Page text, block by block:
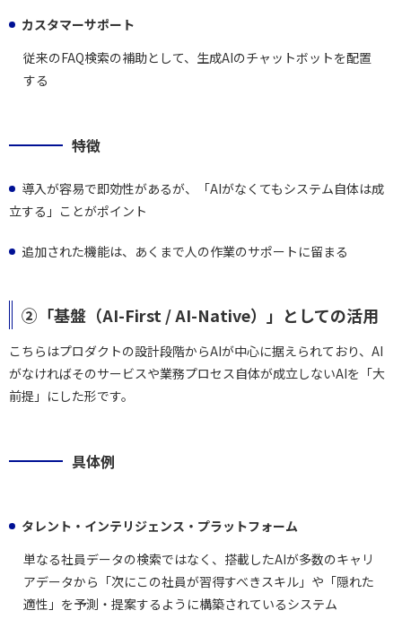
カスタマーサポート
従来のFAQ検索の補助として、生成AIのチャットボットを配置
する
特徴
導入が容易で即効性があるが、「AIがなくてもシステム自体は成
立する」ことがポイント
追加された機能は、あくまで人の作業のサポートに留まる
②「基盤（AI-First / AI-Native）」としての活用
こちらはプロダクトの設計段階からAIが中心に据えられており、AI
がなければそのサービスや業務プロセス自体が成立しないAIを「大
前提」にした形です。
具体例
タレント・インテリジェンス・プラットフォーム
単なる社員データの検索ではなく、搭載したAIが多数のキャリ
アデータから「次にこの社員が習得すべきスキル」や「隠れた
適性」を予測・提案するように構築されているシステム